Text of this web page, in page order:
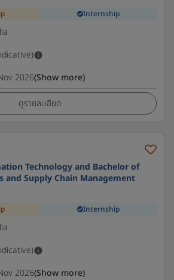
Internship
2026(Show more)
ดูรายละเอียด
Technology and Bachelor of
and Supply Chain Management
Internship
2026(Show more)